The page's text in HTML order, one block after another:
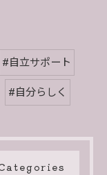
#自立サポート
#自分らしく